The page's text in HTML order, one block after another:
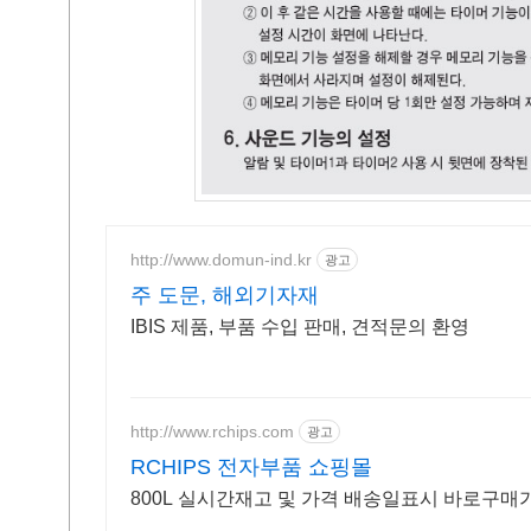
http://www.domun-ind.kr 광고
주 도문, 해외기자재
IBIS 제품, 부품 수입 판매, 견적문의 환영
http://www.rchips.com 광고
RCHIPS 전자부품 쇼핑몰
800L 실시간재고 및 가격 배송일표시 바로구매